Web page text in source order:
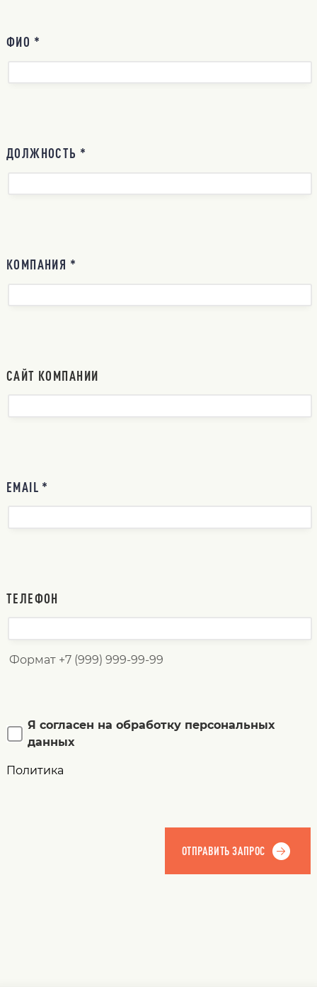
ФИО *
ДОЛЖНОСТЬ *
КОМПАНИЯ *
САЙТ КОМПАНИИ
EMAIL *
ТЕЛЕФОН
Формат +7 (999) 999-99-99
Я согласен на обработку персональных
данных
Политика